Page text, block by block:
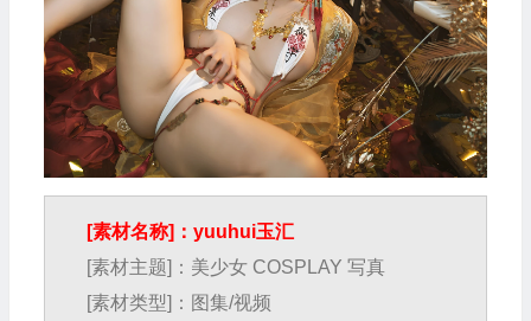
[素材名称]：yuuhui玉汇
[素材主题]：美少女 COSPLAY 写真
[素材类型]：图集/视频